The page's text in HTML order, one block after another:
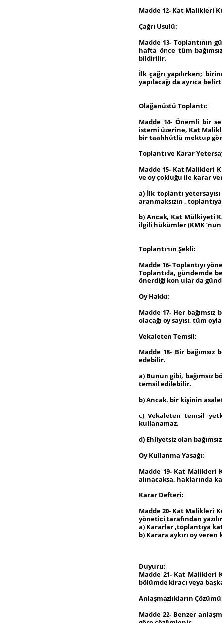
Madde 12- Kat Malikleri
Çağrı Usulü:
Madde 13- Toplantının
hafta önce tüm
bildirilir.
İlk çağrı yapılırken;
yapılacağı da ayrıca
Olağanüstü Toplantı:
Madde 14- Önemli bir
istemi üzerine, Kat
bir taahhütlü mektup
Toplantı ve Karar
Madde 15- Kat Malikleri
ve oy çokluğu ile karar
a) İlk toplantı
aranmaksızın ,
b) Ancak, Kat Mülkiyeti
ilgili hükümler (KMK ’nun
Toplantının Şekli:
Madde 16- Toplantıyı
Toplantıda, gündemde
önerdiği kon ular da
Oy Hakkı:
Madde 17- Her
olacağı oy sayısı, tüm
Vekaleten Temsil:
Madde 18- Bir
edebilir.
a) Bunun gibi,
temsil edilebilir.
b) Ancak, bir kişinin
c) Vekaleten temsil
kullanamaz.
d) Ehliyetsiz olan
Oy Kullanma Yasağı:
Madde 19- Kat Malikleri
alınacaksa, haklarında
Karar Defteri:
Madde 20- Kat Malikleri
yönetici tarafından
a) Kararlar ,toplantıya
b) Karara aykırı oy
Duyuru:
Madde 21- Kat Malikleri
bölümde kiracı veya
Anlaşmazlıkların
Madde 22- Benzer